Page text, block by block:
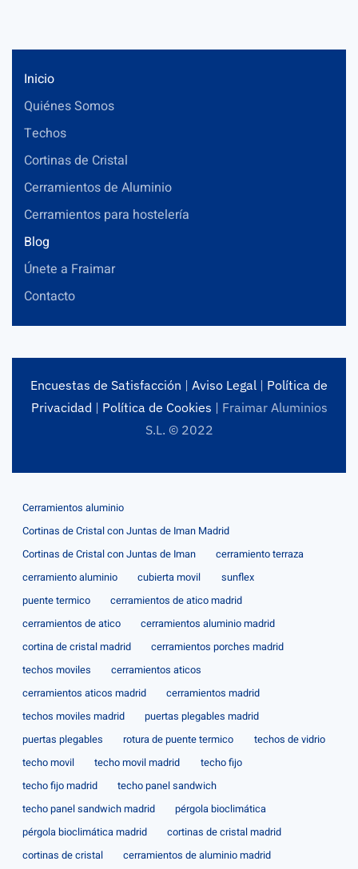
Inicio
Quiénes Somos
Techos
Cortinas de Cristal
Cerramientos de Aluminio
Cerramientos para hostelería
Blog
Únete a Fraimar
Contacto
Encuestas de Satisfacción | Aviso Legal | Política de
Privacidad | Política de Cookies | Fraimar Aluminios
S.L. © 2022
Cerramientos aluminio
Cortinas de Cristal con Juntas de Iman Madrid
Cortinas de Cristal con Juntas de Iman
cerramiento terraza
cerramiento aluminio
cubierta movil
sunflex
puente termico
cerramientos de atico madrid
cerramientos de atico
cerramientos aluminio madrid
cortina de cristal madrid
cerramientos porches madrid
techos moviles
cerramientos aticos
cerramientos aticos madrid
cerramientos madrid
techos moviles madrid
puertas plegables madrid
puertas plegables
rotura de puente termico
techos de vidrio
techo movil
techo movil madrid
techo fijo
techo fijo madrid
techo panel sandwich
techo panel sandwich madrid
pérgola bioclimática
pérgola bioclimática madrid
cortinas de cristal madrid
cortinas de cristal
cerramientos de aluminio madrid